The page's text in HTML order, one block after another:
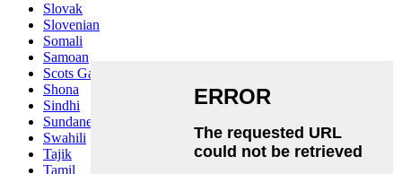
Slovak
Slovenian
Somali
Samoan
Scots Gaelic
Shona
Sindhi
Sundanese
Swahili
Tajik
Tamil